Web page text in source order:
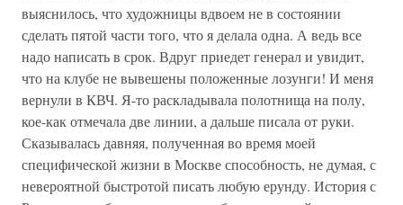
выяснилось, что художницы вдвоем не в состоянии
сделать пятой части того, что я делала одна. А ведь все
надо написать в срок. Вдруг приедет генерал и увидит,
что на клубе не вывешены положенные лозунги! И меня
вернули в КВЧ. Я-то раскладывала полотнища на полу,
кое-как отмечала две линии, а дальше писала от руки.
Сказывалась давняя, полученная во время моей
специфической жизни в Москве способность, не думая, с
невероятной быстротой писать любую ерунду. История с